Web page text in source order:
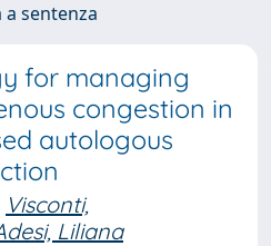
sentenza
for managing
congestion in
autologous
Visconti,
Liliana